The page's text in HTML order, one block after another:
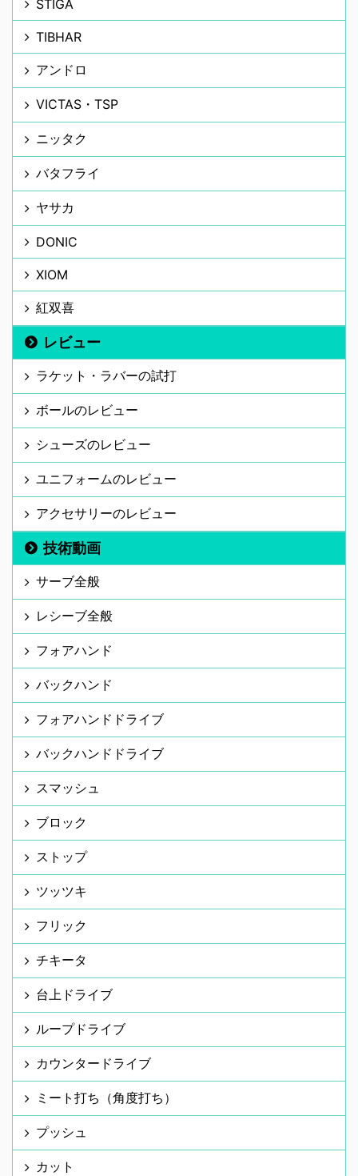
STIGA
TIBHAR
アンドロ
VICTAS・TSP
ニッタク
バタフライ
ヤサカ
DONIC
XIOM
紅双喜
レビュー
ラケット・ラバーの試打
ボールのレビュー
シューズのレビュー
ユニフォームのレビュー
アクセサリーのレビュー
技術動画
サーブ全般
レシーブ全般
フォアハンド
バックハンド
フォアハンドドライブ
バックハンドドライブ
スマッシュ
ブロック
ストップ
ツッツキ
フリック
チキータ
台上ドライブ
ループドライブ
カウンタードライブ
ミート打ち（角度打ち）
プッシュ
カット